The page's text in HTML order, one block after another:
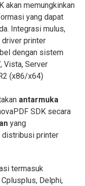
akan memungkinkan
yang dapat
Integrasi mulus,
driver printer
dengan sistem
Vista, Server
(x86/x64)
antarmuka
SDK secara
yang
distribusi printer
termasuk
Cplusplus, Delphi,